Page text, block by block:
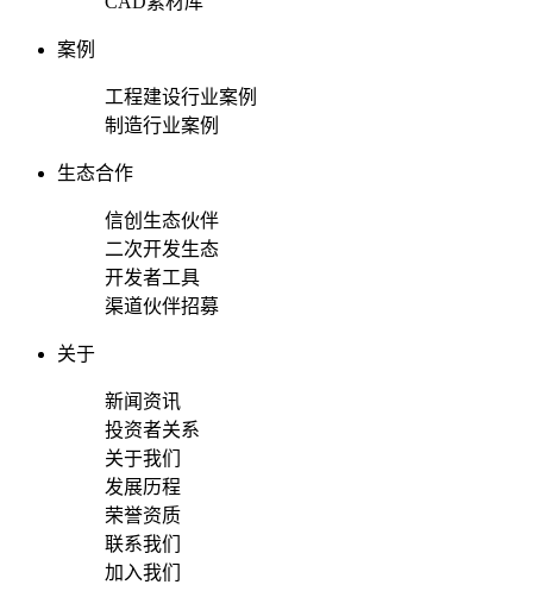
案例
工程建设行业案例
制造行业案例
生态合作
信创生态伙伴
二次开发生态
开发者工具
渠道伙伴招募
关于
新闻资讯
投资者关系
关于我们
发展历程
荣誉资质
联系我们
加入我们